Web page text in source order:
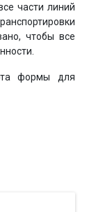
части линий
чтобы все
формы для